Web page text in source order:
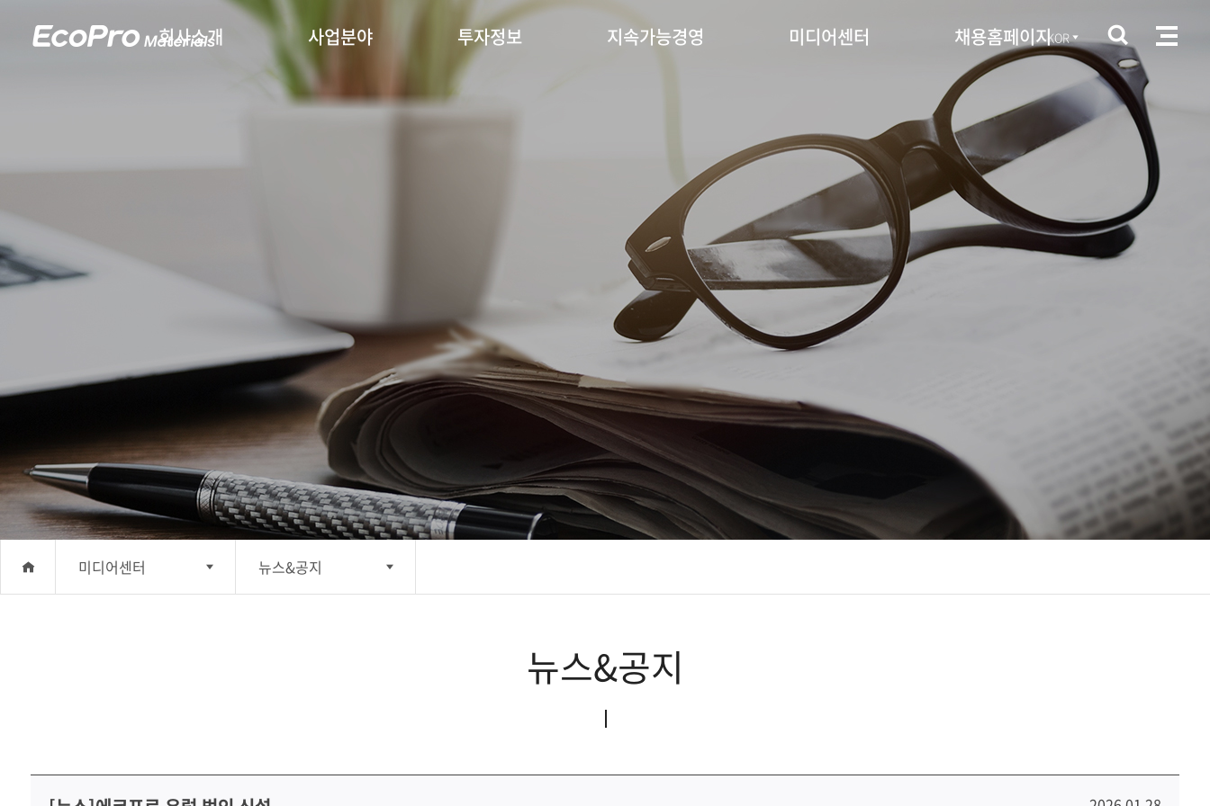
회사소개 사업분야 투자정보 지속가능경영 미디어센터 채용홈페이지KOR
미디어센터
지속가능경영
뉴스&공지
소셜미디어
뉴스&공지